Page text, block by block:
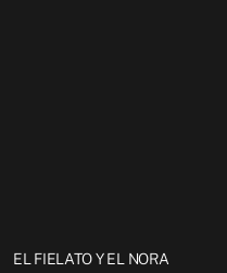
EL FIELATO Y EL NORA